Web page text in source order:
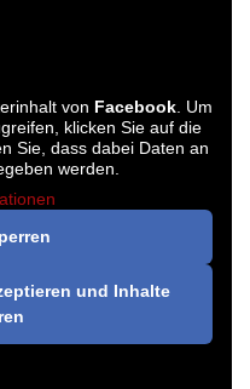
von Facebook. Um
klicken Sie auf die
Sie, dass dabei Daten an
werden.
und Inhalte